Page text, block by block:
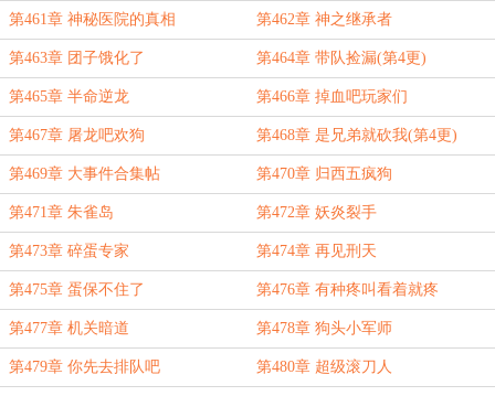
第461章 神秘医院的真相 第462章 神之继承者
第463章 团子饿化了 第464章 带队捡漏(第4更)
第465章 半命逆龙 第466章 掉血吧玩家们
第467章 屠龙吧欢狗 第468章 是兄弟就砍我(第4更)
第469章 大事件合集帖 第470章 归西五疯狗
第471章 朱雀岛 第472章 妖炎裂手
第473章 碎蛋专家 第474章 再见刑天
第475章 蛋保不住了 第476章 有种疼叫看着就疼
第477章 机关暗道 第478章 狗头小军师
第479章 你先去排队吧 第480章 超级滚刀人